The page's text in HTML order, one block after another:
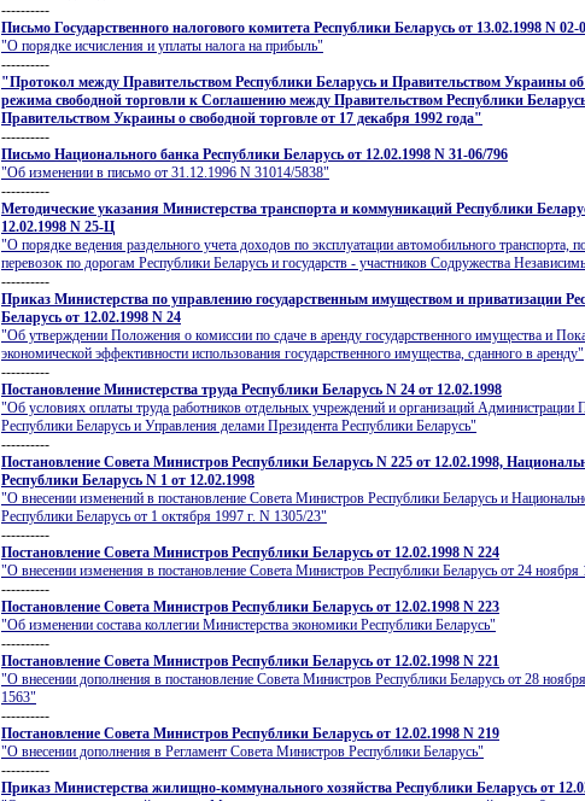
----------
Письмо Государственного налогового комитета Республики Беларусь от 13.02.1998 N 02-
"О порядке исчисления и уплаты налога на прибыль"
----------
"Протокол между Правительством Республики Беларусь и Правительством Украины
режима свободной торговли к Соглашению между Правительством Республики
Правительством Украины о свободной торговле от 17 декабря 1992 года"
----------
Письмо Национального банка Республики Беларусь от 12.02.1998 N 31-06/796
"Об изменении в письмо от 31.12.1996 N 31014/5838"
----------
Методические указания Министерства транспорта и коммуникаций Республики
12.02.1998 N 25-Ц
"О порядке ведения раздельного учета доходов по эксплуатации автомобильного транспорта,
перевозок по дорогам Республики Беларусь и государств - участников Содружества
----------
Приказ Министерства по управлению государственным имуществом и приватизации
Беларусь от 12.02.1998 N 24
"Об утверждении Положения о комиссии по сдаче в аренду государственного имущества и
экономической эффективности использования государственного имущества, сданного в аренду"
----------
Постановление Министерства труда Республики Беларусь N 24 от 12.02.1998
"Об условиях оплаты труда работников отдельных учреждений и организаций Администрации
Республики Беларусь и Управления делами Президента Республики Беларусь"
----------
Постановление Совета Министров Республики Беларусь N 225 от 12.02.1998,
Республики Беларусь N 1 от 12.02.1998
"О внесении изменений в постановление Совета Министров Республики Беларусь и
Республики Беларусь от 1 октября 1997 г. N 1305/23"
----------
Постановление Совета Министров Республики Беларусь от 12.02.1998 N 224
"О внесении изменения в постановление Совета Министров Республики Беларусь от 24
----------
Постановление Совета Министров Республики Беларусь от 12.02.1998 N 223
"Об изменении состава коллегии Министерства экономики Республики Беларусь"
----------
Постановление Совета Министров Республики Беларусь от 12.02.1998 N 221
"О внесении дополнения в постановление Совета Министров Республики Беларусь от 28
1563"
----------
Постановление Совета Министров Республики Беларусь от 12.02.1998 N 219
"О внесении дополнения в Регламент Совета Министров Республики Беларусь"
----------
Приказ Министерства жилищно-коммунального хозяйства Республики Беларусь от